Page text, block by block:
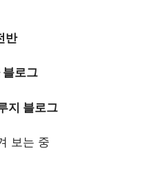
반
블로그
지 블로그
보는 중